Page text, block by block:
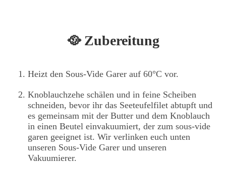
🥘 Zubereitung
Heizt den Sous-Vide Garer auf 60°C vor.
Knoblauchzehe schälen und in feine Scheiben
schneiden, bevor ihr das Seeteufelfilet abtupft und
es gemeinsam mit der Butter und dem Knoblauch
in einen Beutel einvakuumiert, der zum sous-vide
garen geeignet ist. Wir verlinken euch unten
unseren Sous-Vide Garer und unseren
Vakuumierer.